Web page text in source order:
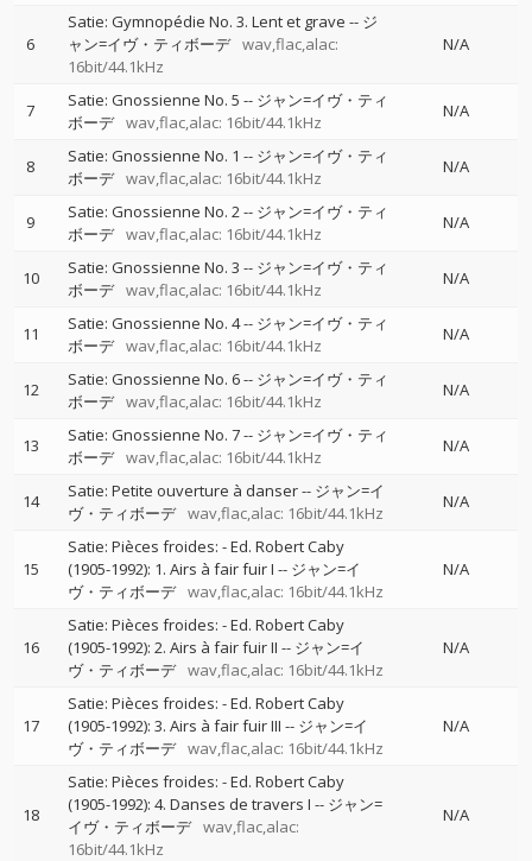
6
Satie: Gymnopédie No. 3. Lent et grave -- ジ
ャン=イヴ・ティボーデ wav,flac,alac:
16bit/44.1kHz
N/A
7 Satie: Gnossienne No. 5 -- ジャン=イヴ・ティ
ボーデ wav,flac,alac: 16bit/44.1kHz
N/A
8 Satie: Gnossienne No. 1 -- ジャン=イヴ・ティ
ボーデ wav,flac,alac: 16bit/44.1kHz
N/A
9 Satie: Gnossienne No. 2-- ジャン=イヴ・ティ
ボーデ wav,flac,alac: 16bit/44.1kHz
N/A
10 Satie: Gnossienne No. 3 -- ジャン=イヴ・ティ
ボーデ wav,flac,alac: 16bit/44.1kHz
N/A
11 Satie: Gnossienne No. 4-- ジャン=イヴ・ティ
ボーデ wav,flac,alac: 16bit/44.1kHz
N/A
12 Satie: Gnossienne No. 6-- ジャン=イヴ・ティ
ボーデ wav,flac,alac: 16bit/44.1kHz
N/A
13 Satie: Gnossienne No. 7-- ジャン=イヴ・ティ
ボーデ wav,flac,alac: 16bit/44.1kHz
N/A
14 Satie: Petite ouverture à danser-- ジャン=イ
ヴ・ティボーデ wav,flac,alac: 16bit/44.1kHz
N/A
15
Satie: Pièces froides: - Ed. Robert Caby
(1905-1992): 1. Airs à fair fuir I -- ジャン=イ
ヴ・ティボーデ wav,flac,alac: 16bit/44.1kHz
N/A
16
Satie: Pièces froides: - Ed. Robert Caby
(1905-1992): 2. Airs à fair fuir II -- ジャン=イ
ヴ・ティボーデ wav,flac,alac: 16bit/44.1kHz
N/A
17
Satie: Pièces froides: - Ed. Robert Caby
(1905-1992): 3. Airs à fair fuir III -- ジャン=イ
ヴ・ティボーデ wav,flac,alac: 16bit/44.1kHz
N/A
18
Satie: Pièces froides: - Ed. Robert Caby
(1905-1992): 4. Danses de travers I -- ジャン=
イヴ・ティボーデ wav,flac,alac:
16bit/44.1kHz
N/A